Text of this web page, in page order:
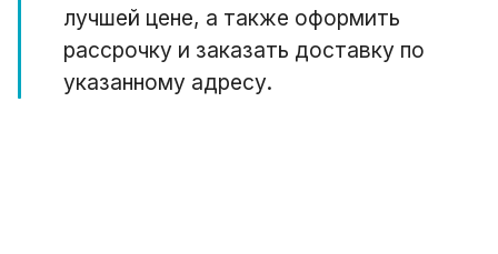
лучшей цене, а также оформить
рассрочку и заказать доставку по
указанному адресу.